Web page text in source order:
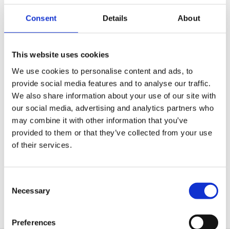
Consent Details About
This website uses cookies
We use cookies to personalise content and ads, to
provide social media features and to analyse our traffic.
We also share information about your use of our site with
our social media, advertising and analytics partners who
may combine it with other information that you’ve
provided to them or that they’ve collected from your use
of their services.
Selection
Necessary
Preferences
Entrega rápida
Modelos CAD 3D
Serviço de engenharia
Estimated time:2 semanas de prazo de entrega (sem
serviço de urgência). Você precisa dele mais rápido?
Deixe-nos saber!
Peça parte OE